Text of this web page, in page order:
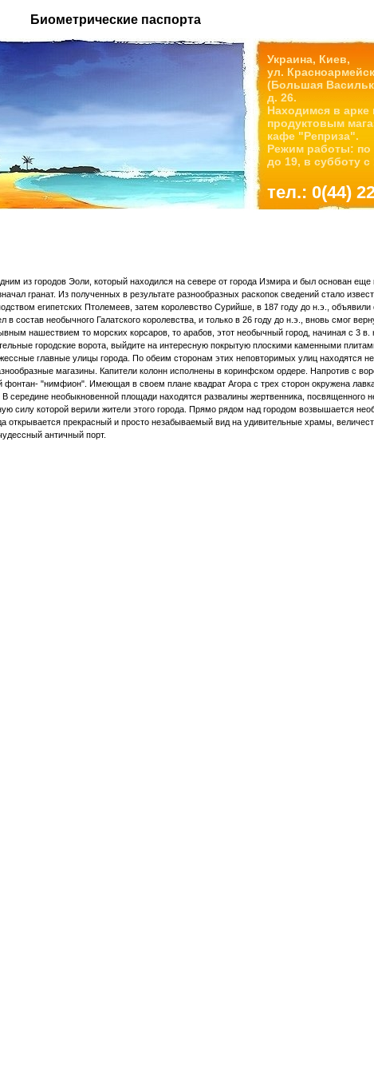
Биометрические паспорта
Украина, Киев,
ул.
(Большая
д. 26.
Находимся в арке
продуктовым
кафе "Реприза".
Режим работы: по
до 19, в субботу с
тел.: 0(44)
из городов Эоли, который находился на севере от города Измира и был основан еще
гранат. Из полученных в результате разнообразных раскопок сведений стало
египетских Птолемеев, затем королевство Сурийше, в 187 году до н.э., объявили
в состав необычного Галатского королевства, и только в 26 году до н.э., вновь смог
нашествием то морских корсаров, то арабов, этот необычный город, начиная с 3 в.
городские ворота, выйдите на интересную покрытую плоскими каменными
главные улицы города. По обеим сторонам этих неповторимых улиц находятся
магазины. Капители колонн исполнены в коринфском ордере. Напротив с
"нимфион". Имеющая в своем плане квадрат Агора с трех сторон окружена
середине необыкновенной площади находятся развалины жертвенника, посвященного
силу которой верили жители этого города. Прямо рядом над городом возвышается
открывается прекрасный и просто незабываемый вид на удивительные храмы,
античный порт.